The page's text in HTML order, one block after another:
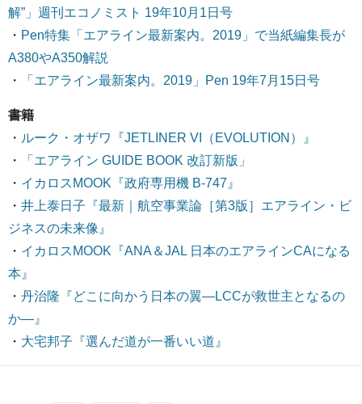
解”」週刊エコノミスト 19年10月1日号
・ Pen特集「エアライン最新案内。2019」で当紙編集長が
A380やA350解説
・
「エアライン最新案内。2019」Pen 19年7月15日号
書籍
・ ルーク・オザワ『JETLINER VI（EVOLUTION）』
・
「エアライン GUIDE BOOK 改訂新版」
・ イカロスMOOK『政府専用機 B-747』
・ 井上泰日子『最新｜航空事業論［第3版］エアライン・ビ
ジネスの未来像』
・ イカロスMOOK『ANA＆JAL 日本のエアラインCAになる
本』
・ 丹治隆『どこに向かう日本の翼―LCCが救世主となるの
か―』
・ 大宅邦子『選んだ道が一番いい道』